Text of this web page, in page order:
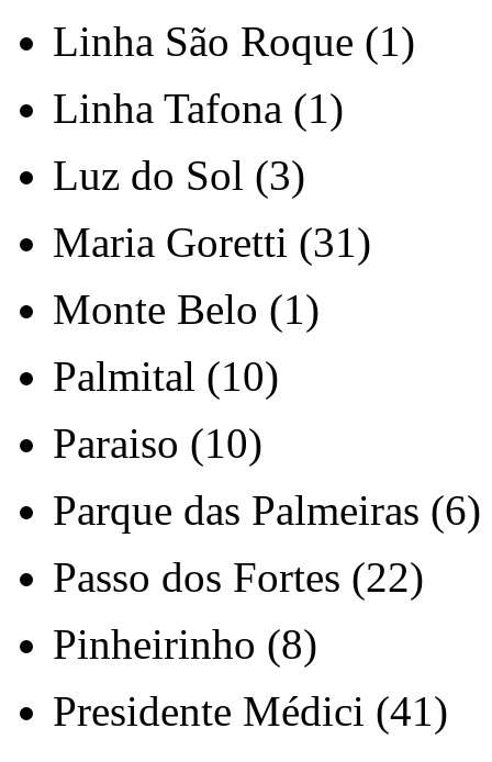
Linha São Roque (1)
Linha Tafona (1)
Luz do Sol (3)
Maria Goretti (31)
Monte Belo (1)
Palmital (10)
Paraiso (10)
Parque das Palmeiras (6)
Passo dos Fortes (22)
Pinheirinho (8)
Presidente Médici (41)